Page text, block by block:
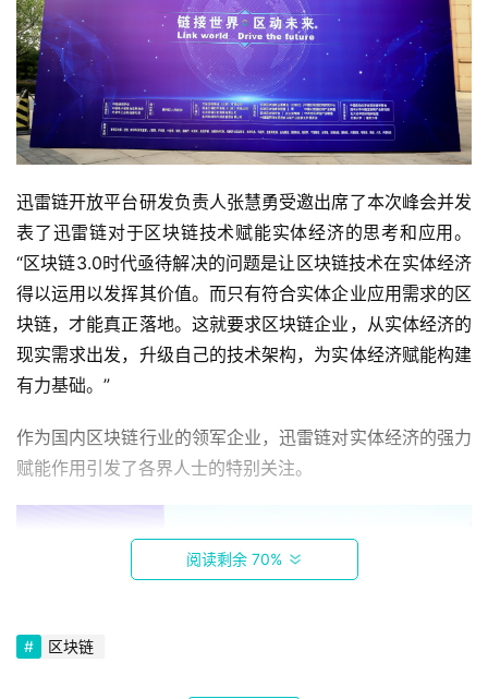
页
科
技
手
机
迅雷链开放平台研发负责人张慧勇受邀出席了本次峰会并发
表了迅雷链对于区块链技术赋能实体经济的思考和应用。
“区块链3.0时代亟待解决的问题是让区块链技术在实体经济
得以运用以发挥其价值。而只有符合实体企业应用需求的区
块链，才能真正落地。这就要求区块链企业，从实体经济的
现实需求出发，升级自己的技术架构，为实体经济赋能构建
有力基础。”
作为国内区块链行业的领军企业，迅雷链对实体经济的强力
赋能作用引发了各界人士的特别关注。
阅读剩余 70%
区块链